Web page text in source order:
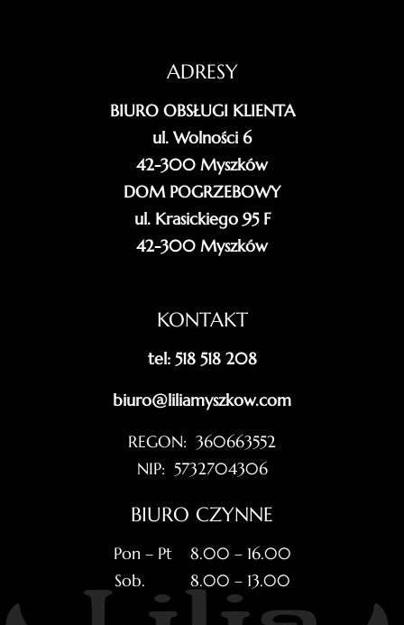
ADRESY
BIURO OBSŁUGI KLIENTA
ul. Wolności 6
42-300 Myszków
DOM POGRZEBOWY
ul. Krasickiego 95 F
42-300 Myszków
KONTAKT
tel: 518 518 208
biuro@liliamyszkow.com
REGON: 360663552
NIP: 5732704306
BIURO CZYNNE
Pon – Pt 8.00 – 16.00
Sob. 8.00 – 13.00